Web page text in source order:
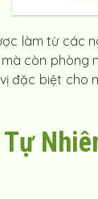
làm từ các
còn phòng
đặc biệt cho